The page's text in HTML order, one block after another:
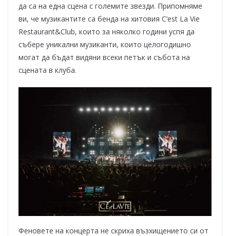
да са на една сцена с големите звезди. Припомняме
ви, че музикантите са бенда на хитовия C’est La Vie
Restaurant&Club, които за няколко години успя да
събере уникални музиканти, които целогодишно
могат да бъдат видяни всеки петък и събота на
сцената в клуба.
Феновете на концерта не скриха възхищението си от